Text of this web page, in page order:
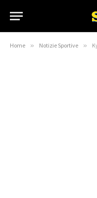
Home » Notizie Sportive »